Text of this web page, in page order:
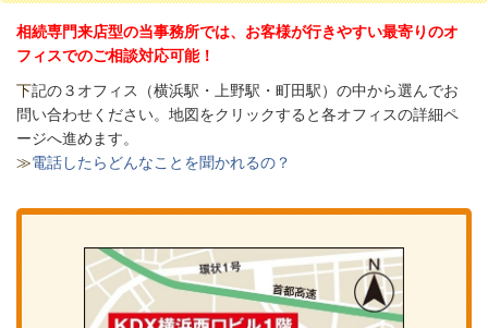
相続専門来店型の当事務所では、お客様が行きやすい最寄りのオ
フィスでのご相談対応可能！
下記の３オフィス（横浜駅・上野駅・町田駅）の中から選んでお
問い合わせください。 地図をクリックすると各オフィスの詳細ペ
ージへ進めます。
≫電話したらどんなことを聞かれるの？